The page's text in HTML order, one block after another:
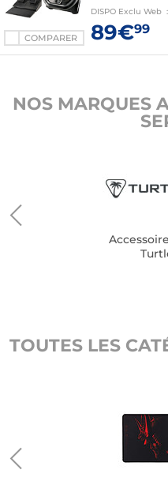
COMPARER
le meilleur
pour un
DISPO Exclu Web :
89€99
NOS MARQUES
TOUTES LES